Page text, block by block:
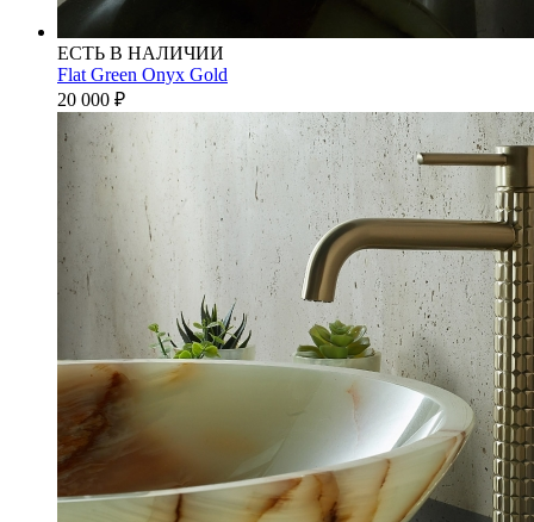
ЕСТЬ В НАЛИЧИИ
Flat Green Onyx Gold
20 000 ₽